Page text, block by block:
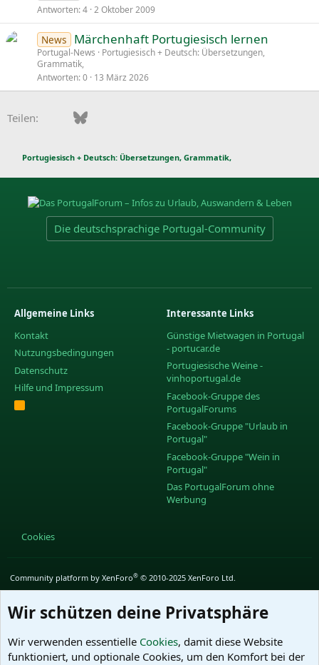
Antworten 4 2 Oktober 2009
News Märchenhaft Portugiesisch lernen
Portugal-News
Portugiesisch + Deutsch: Übersetzungen,
Grammatik,
Antworten 0 13 März 2026
Teilen: FacebookBluesky
Portugiesisch + Deutsch: Übersetzungen, Grammatik,
Die deutschsprachige Portugal-Community
Allgemeine Links
Kontakt
Nutzungsbedingungen
Datenschutz
Hilfe und Impressum
R
Interessante Links
Günstige Mietwagen in Portugal
- portucar.de
Portugiesische Weine -
vinhoportugal.de
Facebook-Gruppe des
PortugalForums
Facebook-Gruppe "Urlaub in
Portugal"
Facebook-Gruppe "Wein in
Portugal"
Das PortugalForum ohne
Werbung
Cookies
Community platform by XenForo® © 2010-2025 XenForo Ltd.
Wir schützen deine Privatsphäre
Wir verwenden essentielle Cookies, damit diese Website
funktioniert, und optionale Cookies, um den Komfort bei der